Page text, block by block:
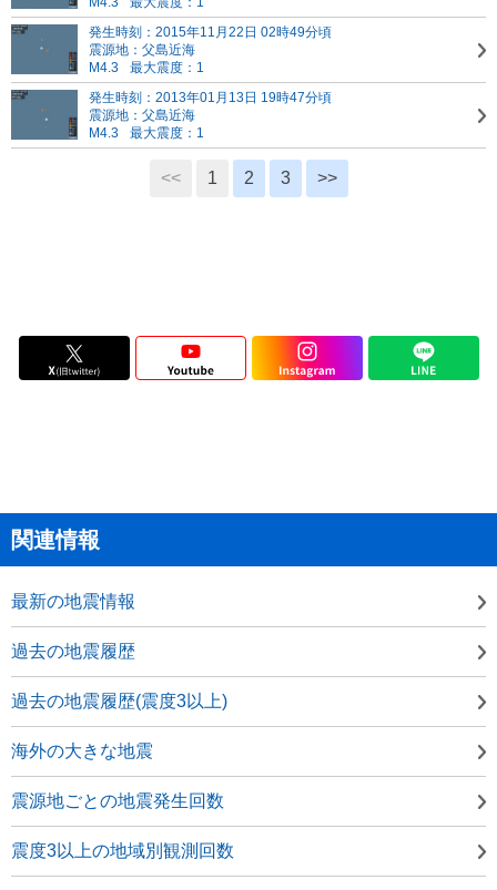
発生時刻：2015年11月22日 02時49分頃
震源地：父島近海
M4.3
最大震度：1
発生時刻：2013年01月13日 19時47分頃
震源地：父島近海
M4.3
最大震度：1
<< 1 2 3 >>
関連情報
最新の地震情報
過去の地震履歴
過去の地震履歴(震度3以上)
海外の大きな地震
震源地ごとの地震発生回数
震度3以上の地域別観測回数